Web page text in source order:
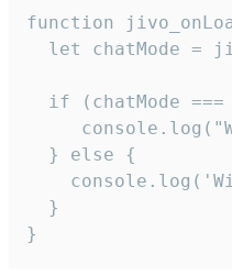
function
let chatMode =
if (chatMode ===
  } else {
  }
}